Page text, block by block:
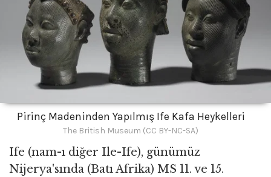
Pirinç Madeninden Yapılmış Ife Kafa Heykelleri
The British Museum (CC BY-NC-SA)
Ife (nam-ı diğer Ile-Ife), günümüz
Nijerya'sında (Batı Afrika) MS 11. ve 15.